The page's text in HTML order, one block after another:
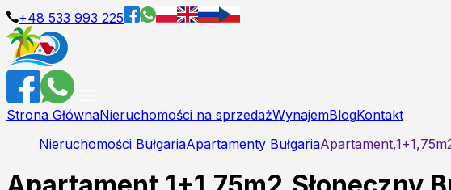
+48 533 993 225
Strona GłównaNieruchomości na sprzedażWynajemBlogKontakt
Nieruchomości BułgariaApartamenty Bułgaria